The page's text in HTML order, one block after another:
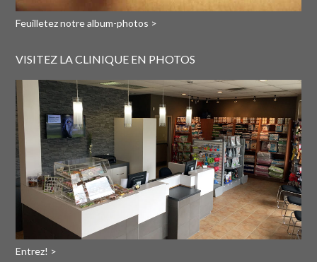
Feuilletez notre album-photos >
VISITEZ LA CLINIQUE EN PHOTOS
Entrez! >